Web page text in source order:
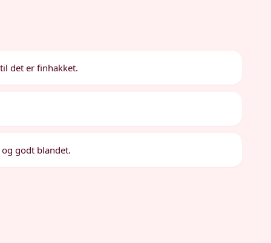
det er finhakket.
godt blandet.